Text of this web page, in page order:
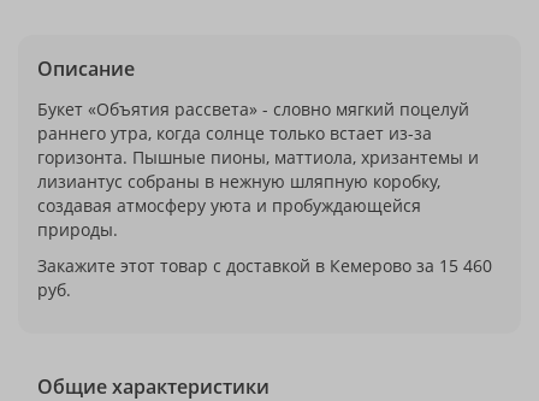
Описание
Букет «Объятия рассвета» - словно мягкий поцелуй
раннего утра, когда солнце только встает из-за
горизонта. Пышные пионы, маттиола, хризантемы и
лизиантус собраны в нежную шляпную коробку,
создавая атмосферу уюта и пробуждающейся
природы.
Закажите этот товар с доставкой в Кемерово за 15 460
руб.
Общие характеристики